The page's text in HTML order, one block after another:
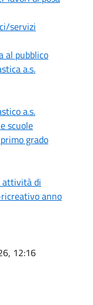
servizi
al pubblico
a.s.
a.s.
scuole
grado
attività di
anno
12:16